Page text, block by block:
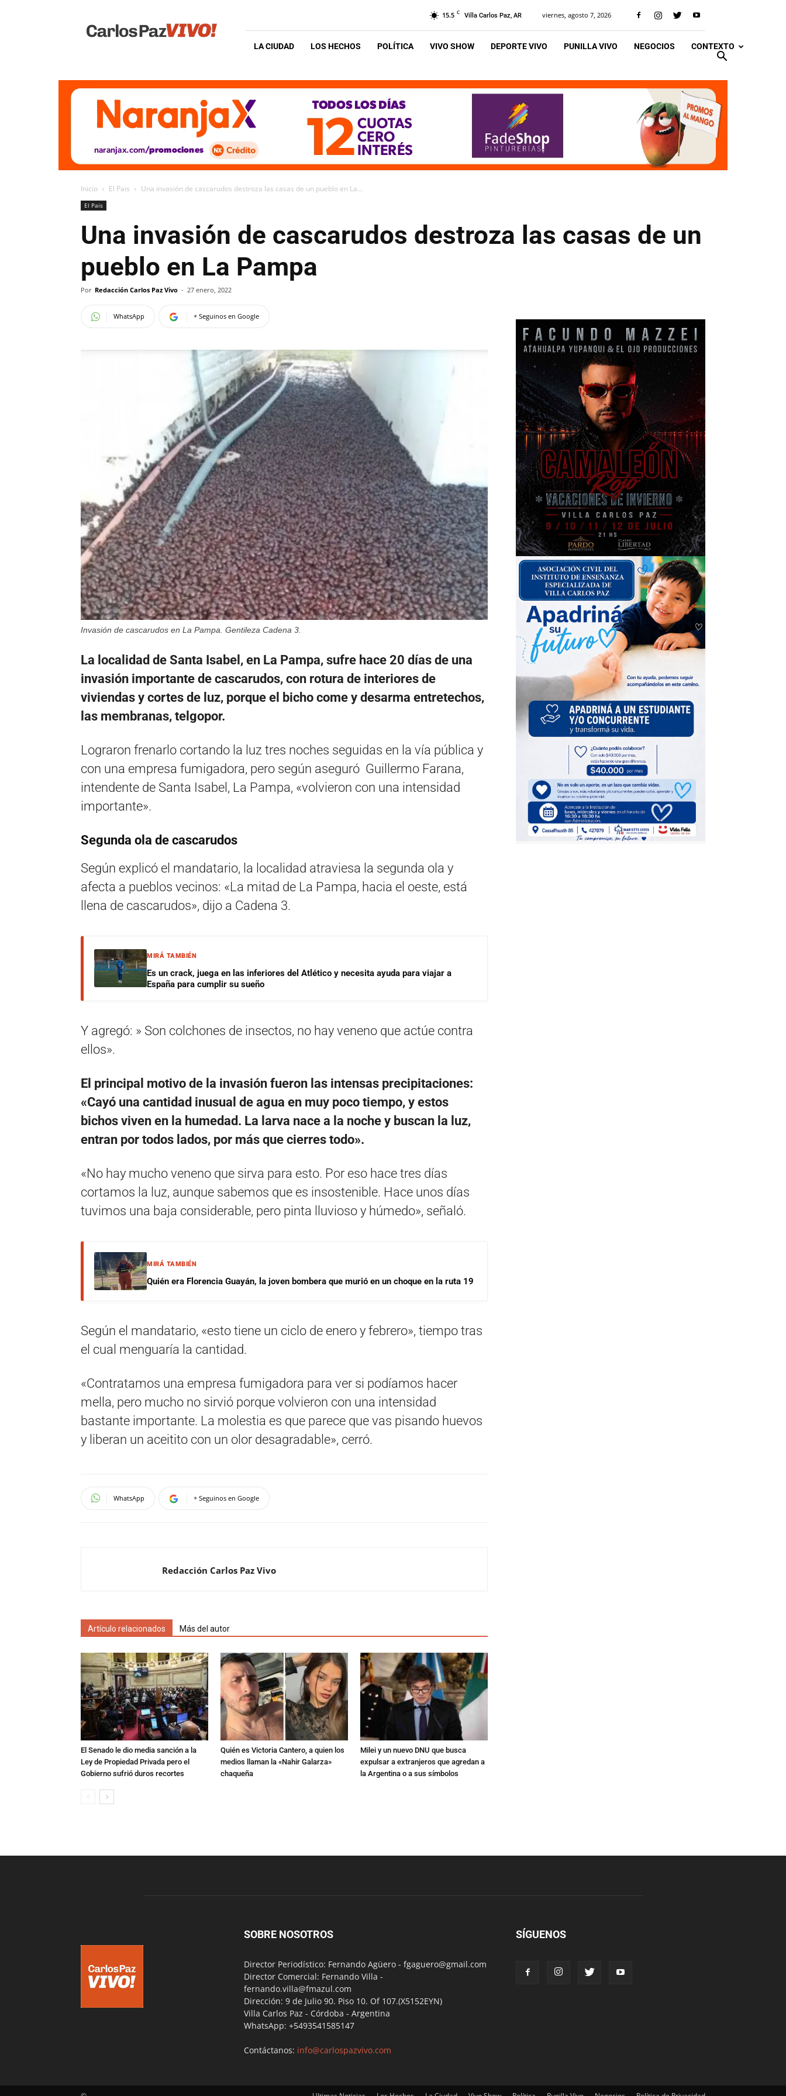
Vivo
15.5 C Villa Carlos Paz, AR viernes, agosto 7, 2026
LA CIUDAD LOS HECHOS POLÍTICA VIVO SHOW DEPORTE VIVO PUNILLA VIVO NEGOCIOS CONTEXTO
Inicio El Pais Una invasión de cascarudos destroza las casas de un pueblo en La...
El Pais
Una invasión de cascarudos destroza las casas de un
pueblo en La Pampa
Por Redacción Carlos Paz Vivo - 27 enero, 2022
WhatsApp + Seguinos en Google
Invasión de cascarudos en La Pampa. Gentileza Cadena 3.
La localidad de Santa Isabel, en La Pampa, sufre hace 20 días de una
invasión importante de cascarudos, con rotura de interiores de
viviendas y cortes de luz, porque el bicho come y desarma entretechos,
las membranas, telgopor.
Lograron frenarlo cortando la luz tres noches seguidas en la vía pública y
con una empresa fumigadora, pero según aseguró Guillermo Farana,
intendente de Santa Isabel, La Pampa, «volvieron con una intensidad
importante».
Segunda ola de cascarudos
Según explicó el mandatario, la localidad atraviesa la segunda ola y
afecta a pueblos vecinos: «La mitad de La Pampa, hacia el oeste, está
llena de cascarudos», dijo a Cadena 3.
MIRÁ TAMBIÉN
Es un crack, juega en las inferiores del Atlético y necesita ayuda para viajar a
España para cumplir su sueño
Y agregó: » Son colchones de insectos, no hay veneno que actúe contra
ellos».
El principal motivo de la invasión fueron las intensas precipitaciones:
«Cayó una cantidad inusual de agua en muy poco tiempo, y estos
bichos viven en la humedad. La larva nace a la noche y buscan la luz,
entran por todos lados, por más que cierres todo».
«No hay mucho veneno que sirva para esto. Por eso hace tres días
cortamos la luz, aunque sabemos que es insostenible. Hace unos días
tuvimos una baja considerable, pero pinta lluvioso y húmedo», señaló.
MIRÁ TAMBIÉN
Quién era Florencia Guayán, la joven bombera que murió en un choque en la ruta 19
Según el mandatario, «esto tiene un ciclo de enero y febrero», tiempo tras
el cual menguaría la cantidad.
«Contratamos una empresa fumigadora para ver si podíamos hacer
mella, pero mucho no sirvió porque volvieron con una intensidad
bastante importante. La molestia es que parece que vas pisando huevos
y liberan un aceitito con un olor desagradable», cerró.
WhatsApp + Seguinos en Google
Redacción Carlos Paz Vivo
Artículo relacionados Más del autor
El Senado le dio media sanción a la
Ley de Propiedad Privada pero el
Gobierno sufrió duros recortes
Quién es Victoria Cantero, a quien los
medios llaman la «Nahir Galarza»
chaqueña
Milei y un nuevo DNU que busca
expulsar a extranjeros que agredan a
la Argentina o a sus símbolos
SOBRE NOSOTROS
Director Periodístico: Fernando Agüero - fgaguero@gmail.com
Director Comercial: Fernando Villa -
fernando.villa@fmazul.com
Dirección: 9 de Julio 90. Piso 10. Of 107.(X5152EYN)
Villa Carlos Paz - Córdoba - Argentina
WhatsApp: +5493541585147
Contáctanos: info@carlospazvivo.com
SÍGUENOS